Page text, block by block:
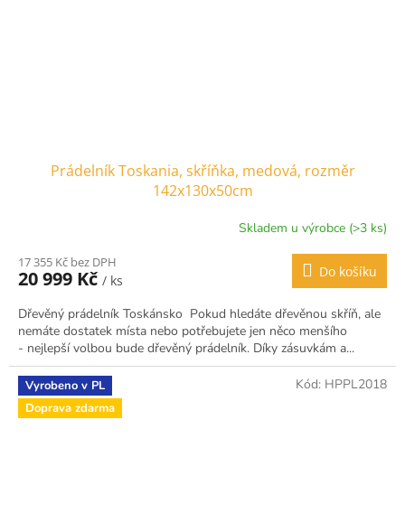
Prádelník Toskania, skříňka, medová, rozměr
142x130x50cm
Skladem u výrobce (>3 ks)
17 355 Kč bez DPH
20 999 Kč / ks
Do košíku
Dřevěný prádelník Toskánsko Pokud hledáte dřevěnou skříň, ale
nemáte dostatek místa nebo potřebujete jen něco menšího
- nejlepší volbou bude dřevěný prádelník. Díky zásuvkám a...
Vyrobeno v PL
Doprava zdarma
Kód: HPPL2018